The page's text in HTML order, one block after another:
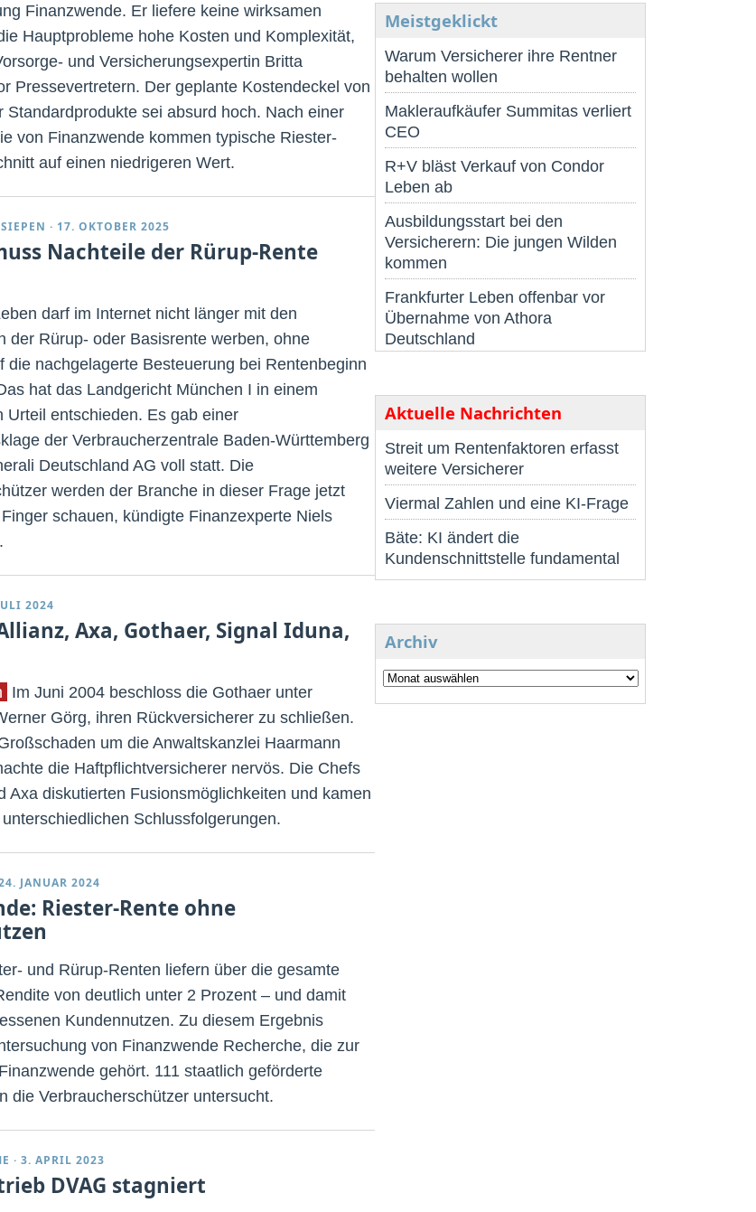
Finanzwende. Er liefere keine wirksamen
Hauptprobleme hohe Kosten und Komplexität,
und Versicherungsexpertin Britta
Pressevertretern. Der geplante Kostendeckel von
Standardprodukte sei absurd hoch. Nach einer
von Finanzwende kommen typische Riester-
auf einen niedrigeren Wert.
· 17. OKTOBER 2025
Nachteile der Rürup-Rente
darf im Internet nicht länger mit den
der Rürup- oder Basisrente werben, ohne
die nachgelagerte Besteuerung bei Rentenbeginn
hat das Landgericht München I in einem
Urteil entschieden. Es gab einer
der Verbraucherzentrale Baden-Württemberg
Deutschland AG voll statt. Die
werden der Branche in dieser Frage jetzt
schauen, kündigte Finanzexperte Niels
2024
Axa, Gothaer, Signal Iduna,
Im Juni 2004 beschloss die Gothaer unter
Görg, ihren Rückversicherer zu schließen.
um die Anwaltskanzlei Haarmann
die Haftpflichtversicherer nervös. Die Chefs
Axa diskutierten Fusionsmöglichkeiten und kamen
Schlussfolgerungen.
JANUAR 2024
Riester-Rente ohne
und Rürup-Renten liefern über die gesamte
von deutlich unter 2 Prozent – und damit
Kundennutzen. Zu diesem Ergebnis
von Finanzwende Recherche, die zur
gehört. 111 staatlich geförderte
die Verbraucherschützer untersucht.
· 3. APRIL 2023
DVAG stagniert
Meistgeklickt
Warum Versicherer ihre Rentner
behalten wollen
Makleraufkäufer Summitas verliert
CEO
R+V bläst Verkauf von Condor
Leben ab
Ausbildungsstart bei den
Versicherern: Die jungen Wilden
kommen
Frankfurter Leben offenbar vor
Übernahme von Athora
Deutschland
Aktuelle Nachrichten
Streit um Rentenfaktoren erfasst
weitere Versicherer
Viermal Zahlen und eine KI-Frage
Bäte: KI ändert die
Kundenschnittstelle fundamental
Archiv